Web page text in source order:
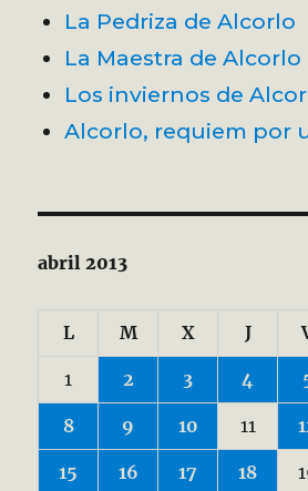
La Pedriza de Alcorlo
La Maestra de Alcorlo
Los inviernos de
Alcorlo, requiem por
abril 2013
L M X J
1 2 3 4
8 9 10 11
15 16 17 18